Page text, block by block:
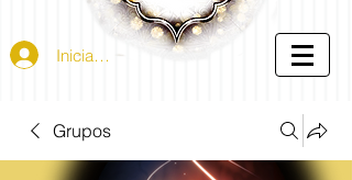
Iniciar sesión
Grupos